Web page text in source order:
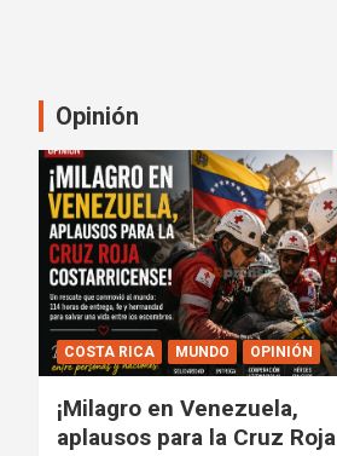
Opinión
COSTA RICA MUNDO OPINIÓN
¡Milagro en Venezuela,
aplausos para la Cruz Roja